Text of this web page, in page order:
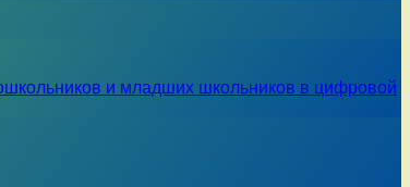
и младших школьников в цифровой